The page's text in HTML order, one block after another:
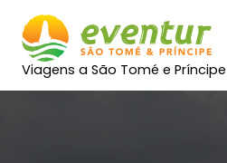
contenu
Viagens a São Tomé e Príncipe